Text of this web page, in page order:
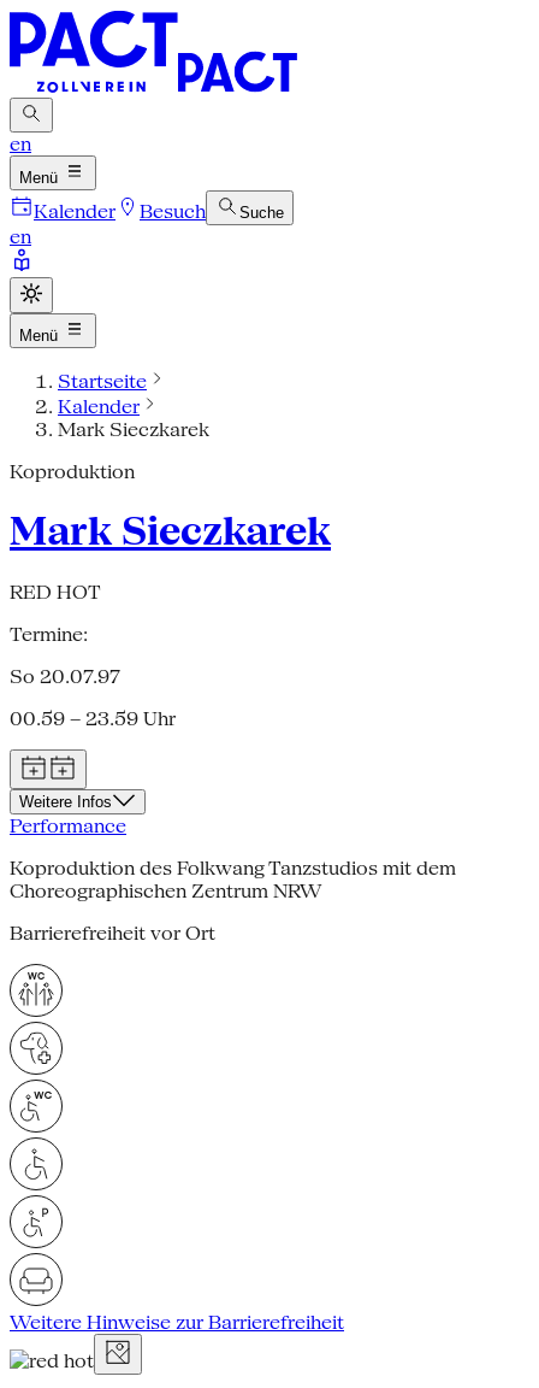
en
Menü
Kalender Besuch Suche
en
Menü
Startseite
Kalender
Mark Sieczkarek
Koproduktion
Mark Sieczkarek
RED HOT
Termine:
So 20.07.97
00.59 – 23.59 Uhr
Weitere Infos
Performance
Koproduktion des Folkwang Tanzstudios mit dem
Choreographischen Zentrum NRW
Barrierefreiheit vor Ort
Weitere Hinweise zur Barrierefreiheit